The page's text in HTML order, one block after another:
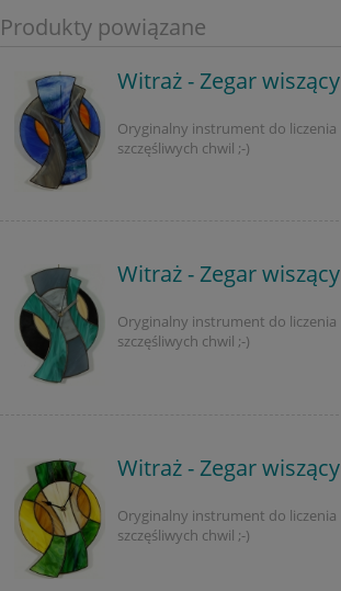
Produkty powiązane
Witraż - Zegar wiszący
Oryginalny instrument do liczenia
szczęśliwych chwil ;-)
Witraż - Zegar wiszący
Oryginalny instrument do liczenia
szczęśliwych chwil ;-)
Witraż - Zegar wiszący
Oryginalny instrument do liczenia
szczęśliwych chwil ;-)